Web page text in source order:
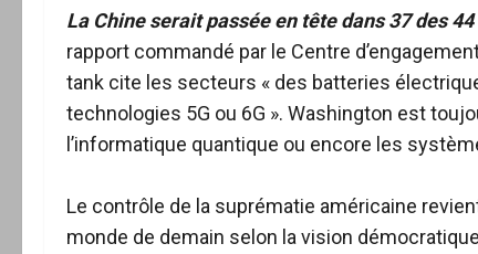
La Chine serait passée en tête dans 37 des
rapport commandé par le Centre
tank cite les secteurs « des batteries
technologies 5G ou 6G ». Washington est
l’informatique quantique ou encore les
Le contrôle de la suprématie américaine
monde de demain selon la vision